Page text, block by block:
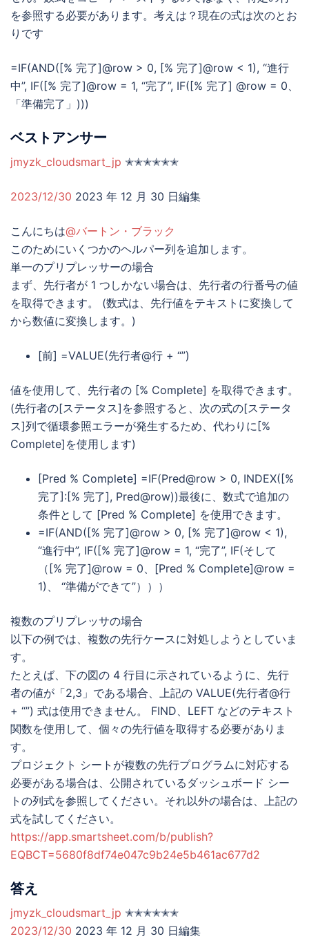
を参照する必要があります。考えは？現在の式は次のとお
りです
=IF(AND([% 完了]@row > 0, [% 完了]@row < 1), “進行
中”, IF([% 完了]@row = 1, “完了”, IF([% 完了] @row = 0、
「準備完了」)))
ベストアンサー
jmyzk_cloudsmart_jp ✭✭✭✭✭✭
2023/12/30 2023 年 12 月 30 日編集
こんにちは@バートン・ブラック
このためにいくつかのヘルパー列を追加します。
単一のプリプレッサーの場合
まず、先行者が 1 つしかない場合は、先行者の行番号の値
を取得できます。 (数式は、先行値をテキストに変換して
から数値に変換します。)
[前] =VALUE(先行者@行 + “”)
値を使用して、先行者の [% Complete] を取得できます。
(先行者の[ステータス]を参照すると、次の式の[ステータ
ス]列で循環参照エラーが発生するため、代わりに[%
Complete]を使用します)
[Pred % Complete] =IF(Pred@row > 0, INDEX([%
完了]:[% 完了], Pred@row))最後に、数式で追加の
条件として [Pred % Complete] を使用できます。
=IF(AND([% 完了]@row > 0, [% 完了]@row < 1),
“進行中”, IF([% 完了]@row = 1, “完了”, IF(そして
（[% 完了]@row = 0、[Pred % Complete]@row =
1)、 “準備ができて”）））
複数のプリプレッサの場合
以下の例では、複数の先行ケースに対処しようとしていま
す。
たとえば、下の図の 4 行目に示されているように、先行
者の値が「2,3」である場合、上記の VALUE(先行者@行
+ “”) 式は使用できません。 FIND、LEFT などのテキスト
関数を使用して、個々の先行値を取得する必要がありま
す。
プロジェクト シートが複数の先行プログラムに対応する
必要がある場合は、公開されているダッシュボード シー
トの列式を参照してください。それ以外の場合は、上記の
式を試してください。
https://app.smartsheet.com/b/publish?
EQBCT=5680f8df74e047c9b24e5b461ac677d2
答え
jmyzk_cloudsmart_jp ✭✭✭✭✭✭
2023/12/30 2023 年 12 月 30 日編集